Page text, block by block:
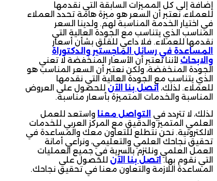
إضافة إلى كل المميزات السابقة التي نقدمها
للعملاء، نعتبر أن السعر هو ميزة هامة تحدد العملاء
في اختيار الخدمة المناسبة لهم. ولدينا السعر
المناسب الذي يتناسب مع الجودة العالية التي
نقدمها للعملاء. فلا داعي للقلق بشأن أسعار
المساعدة في رسائل الماجستير والدكتوراة
والابحاث لأننا نعتبر أن الأسعار المنخفضة لا تعني
الجودة المنخفضة، ولكن نعتبر أن السعر المناسب هو
الذي يتناسب مع الجودة العالية التي نقدمها
للعملاء. لذلك، اتصل بنا الآن للحصول على العروض
المناسبة والخدمات المتميزة بأسعار مناسبة.
لذلك، لا تتردد في
التواصل معنا واستعد للعمل
العلمي المتميز والدقيق مع المركز العربي للخدمات
الالكترونية. نحن نتطلع للتعاون معك والمساعدة في
تحقيق نجاحك العلمي والتعليمي، ونراعي أمانة
العمل العلمي ونلتزم بالسرية في جميع العمليات
التي نقوم بها. اتصل بنا الآن للحصول على
المساعدة اللازمة والتعاون معنا في تحقيق نجاحك.